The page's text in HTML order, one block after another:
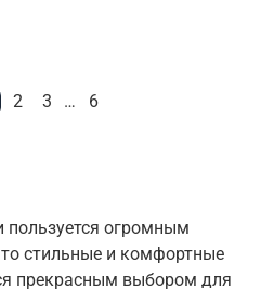
2 3 … 6
огромным
стильные и комфортные
прекрасным выбором для